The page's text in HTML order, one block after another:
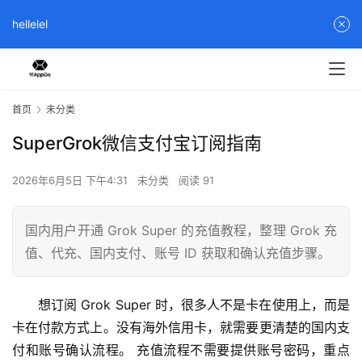
首页 未分类
SuperGrok微信支付宝订阅指南
2026年6月5日 下午4:31 未分类 阅读 91
国内用户开通 Grok Super 的充值教程，整理 Grok 充
值、代充、国内支付、账号 ID 获取和确认充值步骤。
想订阅 Grok Super 时，很多人不是卡在使用上，而是
卡在付款方式上。没有海外信用卡，就需要更清楚的国内支
付和账号确认流程。 充值流程不需要提供账号密码，重点
hellelel